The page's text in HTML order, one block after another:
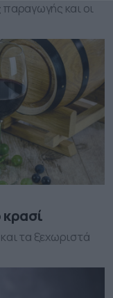
παραγωγής και οι
τα ξεχωριστά